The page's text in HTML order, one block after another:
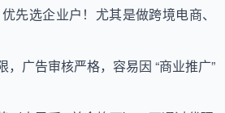
优先选企业户 ！尤其是做跨境电商、
广告审核严格，容易因 “商业推广”